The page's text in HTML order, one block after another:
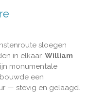
sloegen
in elkaar. William
monumentale
een
— stevig en gelaagd.